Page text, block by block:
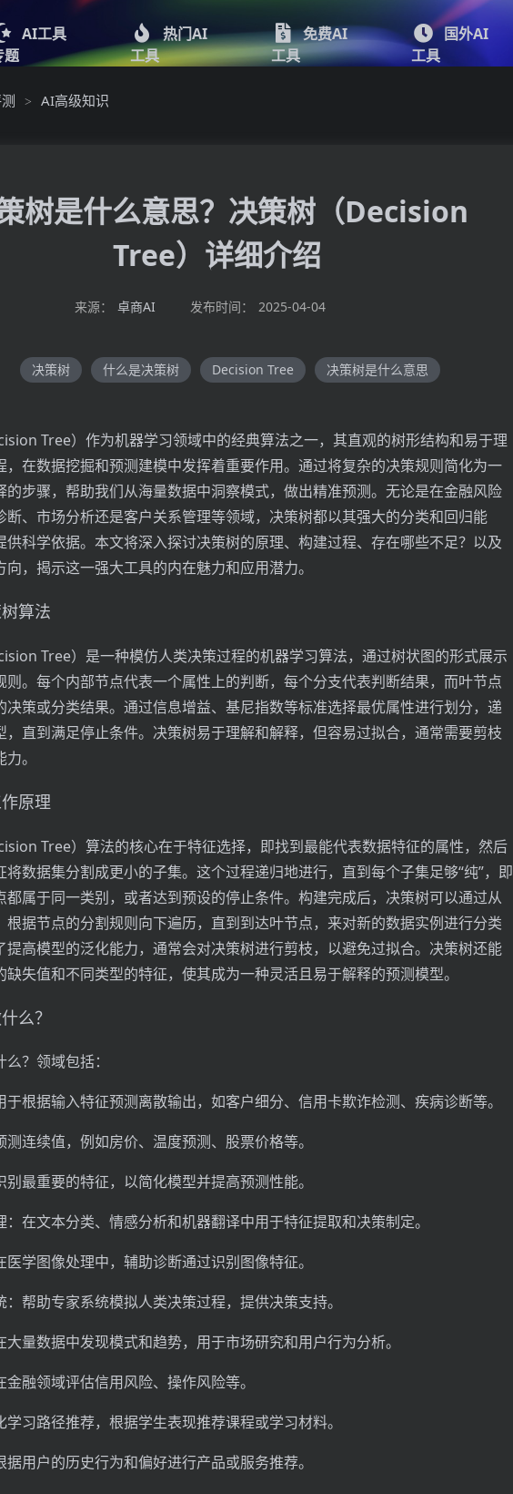
AI工具
题
热门AI
工具
免费AI
工具
国外AI
工具
> AI高级知识
树是什么意思？决策树（Decision
Tree）详细介绍
来源： 卓商AI 发布时间： 2025-04-04
决策树 什么是决策树 Decision Tree 决策树是什么意思
Tree）作为机器学习领域中的经典算法之一，其直观的树形结构和易于理
，在数据挖掘和预测建模中发挥着重要作用。通过将复杂的决策规则简化为一
的步骤，帮助我们从海量数据中洞察模式，做出精准预测。无论是在金融风险
断、市场分析还是客户关系管理等领域，决策树都以其强大的分类和回归能
供科学依据。本文将深入探讨决策树的原理、构建过程、存在哪些不足？以及
向，揭示这一强大工具的内在魅力和应用潜力。
算法
Tree）是一种模仿人类决策过程的机器学习算法，通过树状图的形式展示
则。每个内部节点代表一个属性上的判断，每个分支代表判断结果，而叶节点
决策或分类结果。通过信息增益、基尼指数等标准选择最优属性进行划分，递
，直到满足停止条件。决策树易于理解和解释，但容易过拟合，通常需要剪枝
。
原理
Tree）算法的核心在于特征选择，即找到最能代表数据特征的属性，然后
将数据集分割成更小的子集。这个过程递归地进行，直到每个子集足够“纯”，即
都属于同一类别，或者达到预设的停止条件。构建完成后，决策树可以通过从
根据节点的分割规则向下遍历，直到到达叶节点，来对新的数据实例进行分类
提高模型的泛化能力，通常会对决策树进行剪枝，以避免过拟合。决策树还能
缺失值和不同类型的特征，使其成为一种灵活且易于解释的预测模型。
么？
？领域包括：
于根据输入特征预测离散输出，如客户细分、信用卡欺诈检测、疾病诊断等。
测连续值，例如房价、温度预测、股票价格等。
别最重要的特征，以简化模型并提高预测性能。
：在文本分类、情感分析和机器翻译中用于特征提取和决策制定。
医学图像处理中，辅助诊断通过识别图像特征。
：帮助专家系统模拟人类决策过程，提供决策支持。
大量数据中发现模式和趋势，用于市场研究和用户行为分析。
金融领域评估信用风险、操作风险等。
学习路径推荐，根据学生表现推荐课程或学习材料。
据用户的历史行为和偏好进行产品或服务推荐。